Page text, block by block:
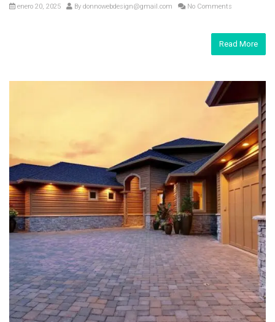
enero 20, 2025 By donnowebdesign@gmail.com No Comments
Read More